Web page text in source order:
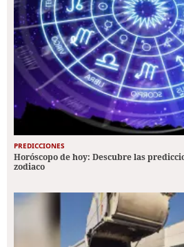
PREDICCIONES
Horóscopo de hoy: Descubre las
zodiaco